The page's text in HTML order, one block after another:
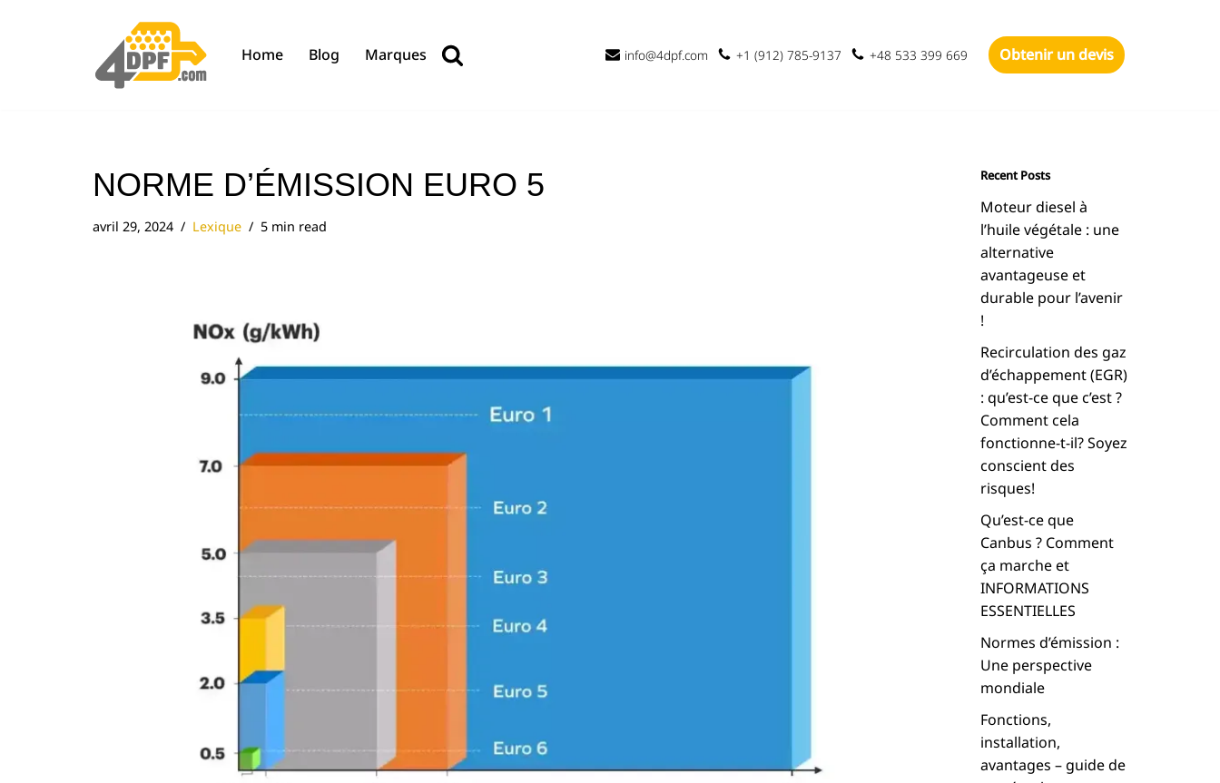
Home Blog Marques info@4dpf.com +1 (912) 785-9137 +48 533 399 669 Obtenir un devis
NORME D’ÉMISSION EURO 5
avril 29, 2024 Lexique 5 min read
Recent Posts
Moteur diesel à
l’huile végétale : une
alternative
avantageuse et
durable pour l’avenir
!
Recirculation des gaz
d’échappement (EGR)
: qu’est-ce que c’est ?
Comment cela
fonctionne-t-il? Soyez
conscient des
risques!
Qu’est-ce que
Canbus ? Comment
ça marche et
INFORMATIONS
ESSENTIELLES
Normes d’émission :
Une perspective
mondiale
Fonctions,
installation,
avantages – guide de